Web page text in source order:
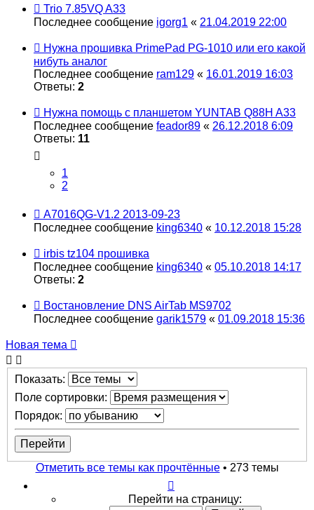
Trio 7.85VQ A33
Последнее сообщение igorg1 « 21.04.2019 22:00
Нужна прошивка PrimePad PG-1010 или его какой
нибуть аналог
Последнее сообщение ram129 « 16.01.2019 16:03
Ответы: 2
Нужна помощь с планшетом YUNTAB Q88H A33
Последнее сообщение feador89 « 26.12.2018 6:09
Ответы: 11
1
2
A7016QG-V1.2 2013-09-23
Последнее сообщение king6340 « 10.12.2018 15:28
irbis tz104 прошивка
Последнее сообщение king6340 « 05.10.2018 14:17
Ответы: 2
Востановление DNS AirTab MS9702
Последнее сообщение garik1579 « 01.09.2018 15:36
Новая тема
Показать:
Поле сортировки:
Порядок:
Отметить все темы как прочтённые• 273 темы
1
Перейти на страницу: